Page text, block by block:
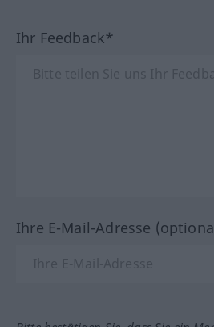
Ihr Feedback*
Ihre E-Mail-Adresse